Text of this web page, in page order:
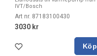
IVT/Bosch
Art nr. 87183100430
3030 kr
Köp